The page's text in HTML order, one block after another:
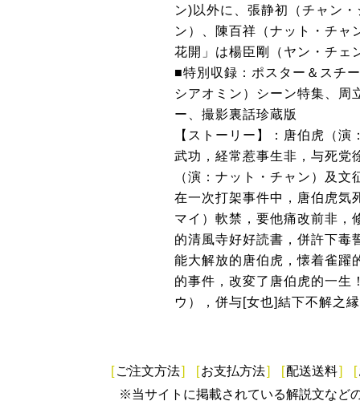
ン)以外に、張静初（チャン
ン）、陳百祥（ナット・チャ
花開」は楊臣剛（ヤン・チェ
■特別収録：ポスター＆スチ
シアオミン）シーン特集、周
ー、撮影裏話珍蔵版
【ストーリー】：唐伯虎（
武功，経常惹事生非，与死党
（演：ナット・チャン）及
在一次打架事件中，唐伯虎気
マイ）軟禁，要他痛改前非，
的清風寺好好読書，併許下毒
能大解放的唐伯虎，懐着雀躍
的事件，改変了唐伯虎的一生
ウ），併与[女也]結下不解之
[ ご注文方法] [お支払方法] [配送送料] [
※当サイトに掲載されている解説文など